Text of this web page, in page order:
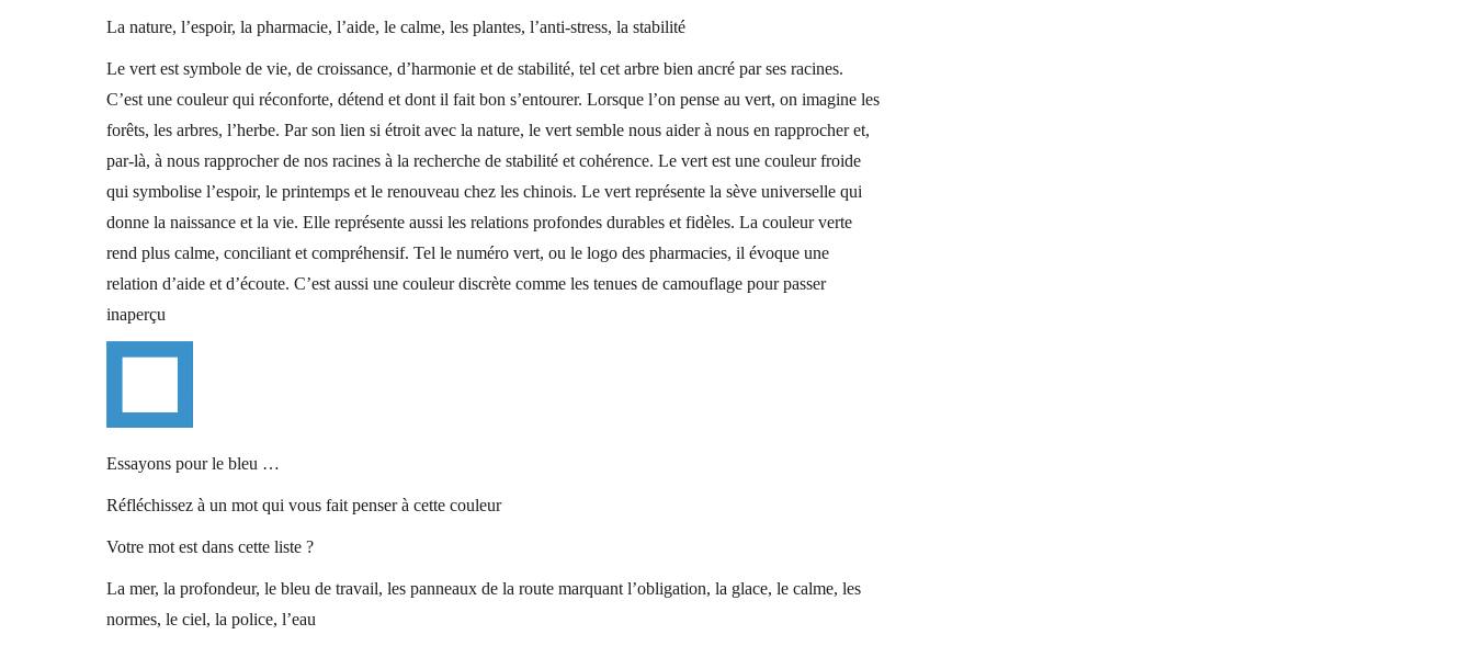
La nature, l’espoir, la pharmacie, l’aide, le calme, les plantes, l’anti-stress, la stabilité
Le vert est symbole de vie, de croissance, d’harmonie et de stabilité, tel cet arbre bien ancré par ses racines.
C’est une couleur qui réconforte, détend et dont il fait bon s’entourer. Lorsque l’on pense au vert, on imagine les
forêts, les arbres, l’herbe. Par son lien si étroit avec la nature, le vert semble nous aider à nous en rapprocher et,
par-là, à nous rapprocher de nos racines à la recherche de stabilité et cohérence. Le vert est une couleur froide
qui symbolise l’espoir, le printemps et le renouveau chez les chinois. Le vert représente la sève universelle qui
donne la naissance et la vie. Elle représente aussi les relations profondes durables et fidèles. La couleur verte
rend plus calme, conciliant et compréhensif. Tel le numéro vert, ou le logo des pharmacies, il évoque une
relation d’aide et d’écoute. C’est aussi une couleur discrète comme les tenues de camouflage pour passer
inaperçu
Essayons pour le bleu …
Réfléchissez à un mot qui vous fait penser à cette couleur
Votre mot est dans cette liste ?
La mer, la profondeur, le bleu de travail, les panneaux de la route marquant l’obligation, la glace, le calme, les
normes, le ciel, la police, l’eau